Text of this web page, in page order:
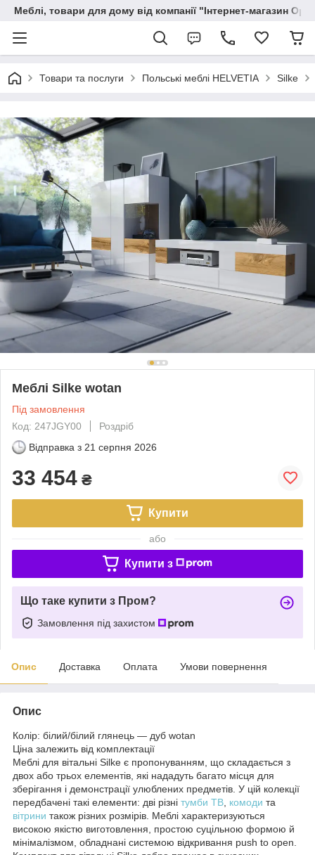
Меблі, товари для дому від компанії "Інтернет-магазин
Товари та послуги Польські меблі HELVETIA Silke
Меблі Silke wotan
Під замовлення
Код: 247JGY00
Роздріб
Відправка з 21 серпня 2026
33 454 ₴
Купити
або
Купити з
Що таке купити з Пром?
Замовлення під захистом
Опис Доставка Оплата Умови повернення
Опис
Колір: білий/білий глянець — дуб wotan
Ціна залежить від комплектації
Меблі для вітальні Silke є пропонуванням, що складається з
двох або трьох елементів, які нададуть багато місця для
зберігання і демонстрації улюблених предметів. У цій колекції
передбачені такі елементи: дві різні тумби ТВ комоди та
вітрини також різних розмірів. Меблі характеризуються
високою якістю виготовлення, простою суцільною формою й
мінімалізмом, обладнані системою відкривання push to open.